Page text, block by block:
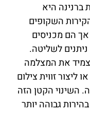
ברנינה היא
השקופים
הם מכניסים
לשליטה.
את המצלמה
ליצור זווית צילום
הקטן הזה
גבוהה יותר